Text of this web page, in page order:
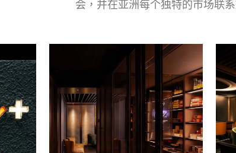
会，并在亚洲每个独特的市场联